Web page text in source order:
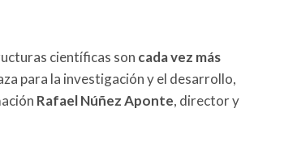
científicas son cada vez más
para la investigación y el desarrollo,
Rafael Núñez Aponte, director y